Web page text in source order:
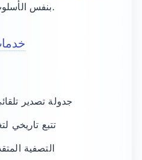
بنفس الأسلوب.
جدولة تصدير
تتبع تاريخي
التصفية